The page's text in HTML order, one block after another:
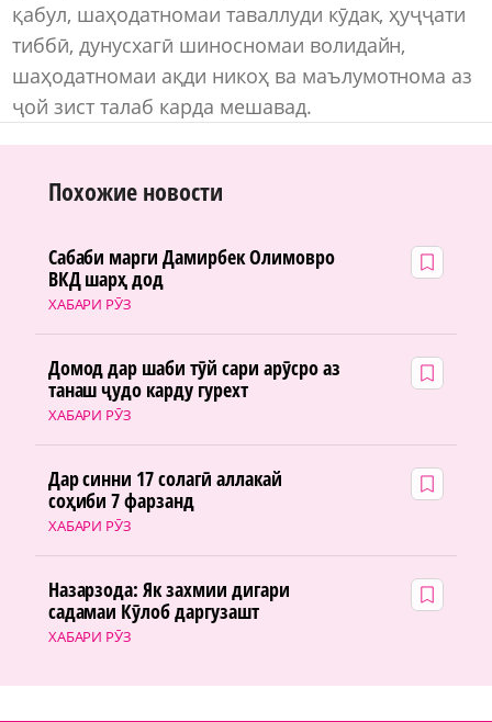
қабул, шаҳодатномаи таваллуди кӯдак, ҳуҷҷати
тиббӣ, дунусхагӣ шиносномаи волидайн,
шаҳодатномаи ақди никоҳ ва маълумотнома аз
ҷой зист талаб карда мешавад.
Похожие новости
ХАБАРИ РӮЗ
Сабаби марги Дамирбек Олимовро
ВКД шарҳ дод
ХАБАРИ РӮЗ
Домод дар шаби тӯй сари арӯсро аз
танаш ҷудо карду гурехт
ХАБАРИ РӮЗ
Дар синни 17 солагӣ аллакай
соҳиби 7 фарзанд
ХАБАРИ РӮЗ
Назарзода: Як захмии дигари
садамаи Кӯлоб даргузашт